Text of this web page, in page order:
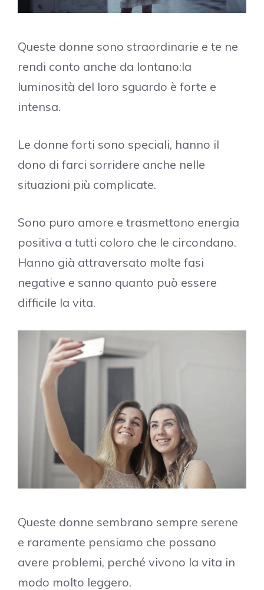
Queste donne sono straordinarie e te ne
rendi conto anche da lontano:la
luminosità del loro sguardo è forte e
intensa.
Le donne forti sono speciali, hanno il
dono di farci sorridere anche nelle
situazioni più complicate.
Sono puro amore e trasmettono energia
positiva a tutti coloro che le circondano.
Hanno già attraversato molte fasi
negative e sanno quanto può essere
difficile la vita.
Queste donne sembrano sempre serene
e raramente pensiamo che possano
avere problemi, perché vivono la vita in
modo molto leggero.